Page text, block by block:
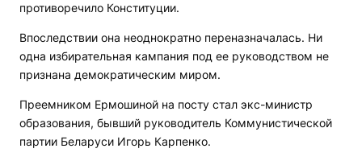
противоречило Конституции.
Впоследствии она неоднократно переназначалась. Ни
одна избирательная кампания под ее руководством не
признана демократическим миром.
Преемником Ермошиной на посту стал экс-министр
образования, бывший руководитель Коммунистической
партии Беларуси Игорь Карпенко.